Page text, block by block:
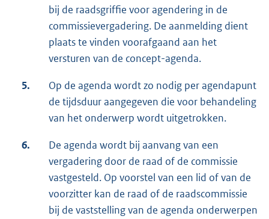
bij de raadsgriffie voor agendering in de
commissievergadering. De aanmelding dient
plaats te vinden voorafgaand aan het
versturen van de concept-agenda.
5.
Op de agenda wordt zo nodig per agendapunt
de tijdsduur aangegeven die voor behandeling
van het onderwerp wordt uitgetrokken.
6.
De agenda wordt bij aanvang van een
vergadering door de raad of de commissie
vastgesteld. Op voorstel van een lid of van de
voorzitter kan de raad of de raadscommissie
bij de vaststelling van de agenda onderwerpen